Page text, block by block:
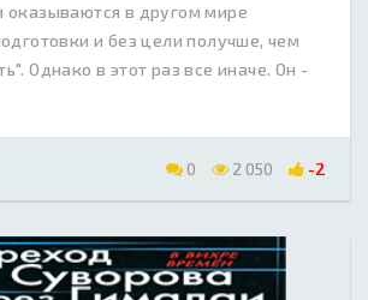
оказываются в другом мире
и без цели получше, чем
Однако в этот раз все иначе. Он -
0 2 050 -2